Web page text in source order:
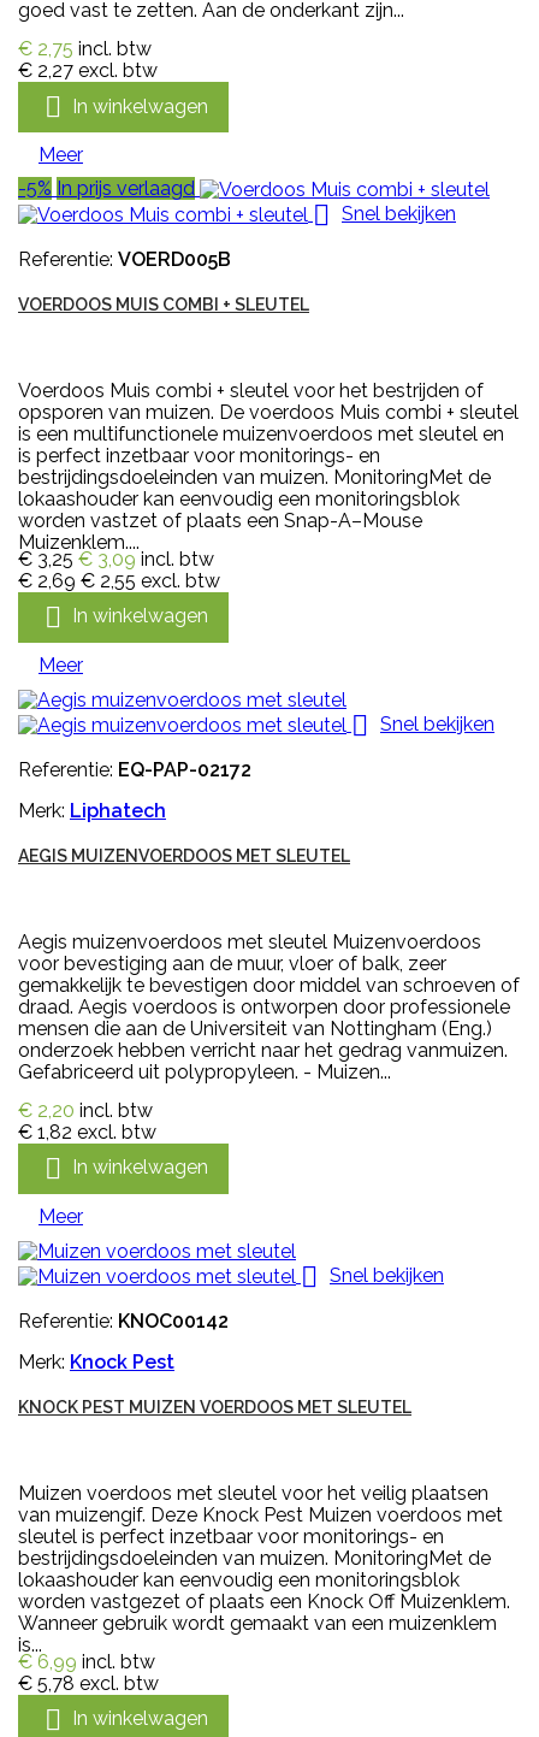
goed vast te zetten. Aan de onderkant zijn...
€ 2,75 incl. btw
€ 2,27 excl. btw
 In winkelwagen
Meer
-5% In prijs verlaagd

Snel bekijken
Referentie: VOERD005B
VOERDOOS MUIS COMBI + SLEUTEL
Voerdoos Muis combi + sleutel voor het bestrijden of
opsporen van muizen. De voerdoos Muis combi + sleutel
is een multifunctionele muizenvoerdoos met sleutel en
is perfect inzetbaar voor monitorings- en
bestrijdingsdoeleinden van muizen. MonitoringMet de
lokaashouder kan eenvoudig een monitoringsblok
worden vastzet of plaats een Snap-A–Mouse
Muizenklem....
€ 3,25 € 3,09 incl. btw
€ 2,69 € 2,55 excl. btw
 In winkelwagen
Meer
 Snel bekijken
Referentie: EQ-PAP-02172
Merk: Liphatech
AEGIS MUIZENVOERDOOS MET SLEUTEL
Aegis muizenvoerdoos met sleutel Muizenvoerdoos
voor bevestiging aan de muur, vloer of balk, zeer
gemakkelijk te bevestigen door middel van schroeven of
draad. Aegis voerdoos is ontworpen door professionele
mensen die aan de Universiteit van Nottingham (Eng.)
onderzoek hebben verricht naar het gedrag vanmuizen.
Gefabriceerd uit polypropyleen. - Muizen...
€ 2,20 incl. btw
€ 1,82 excl. btw
 In winkelwagen
Meer
 Snel bekijken
Referentie: KNOC00142
Merk: Knock Pest
KNOCK PEST MUIZEN VOERDOOS MET SLEUTEL
Muizen voerdoos met sleutel voor het veilig plaatsen
van muizengif. Deze Knock Pest Muizen voerdoos met
sleutel is perfect inzetbaar voor monitorings- en
bestrijdingsdoeleinden van muizen. MonitoringMet de
lokaashouder kan eenvoudig een monitoringsblok
worden vastgezet of plaats een Knock Off Muizenklem.
Wanneer gebruik wordt gemaakt van een muizenklem
is...
€ 6,99 incl. btw
€ 5,78 excl. btw
 In winkelwagen